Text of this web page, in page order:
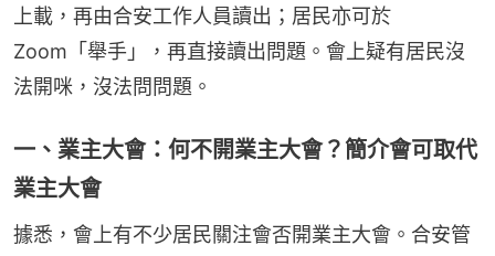
上載，再由合安工作人員讀出；居民亦可於
Zoom「舉手」，再直接讀出問題。會上疑有居民沒
法開咪，沒法問問題。
一、業主大會：何不開業主大會？簡介會可取代
業主大會
據悉，會上有不少居民關注會否開業主大會。合安管